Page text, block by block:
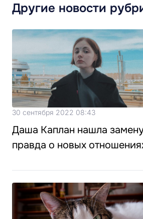
Другие новости
30 сентября 2022 08:43
Даша Каплан нашла
правда о новых